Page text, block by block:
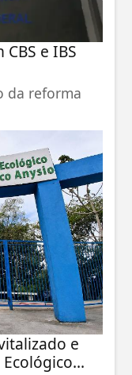
e IBS
da reforma
e